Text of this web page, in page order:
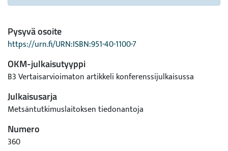
Pysyvä osoite
https://urn.fi/URN:ISBN:951-40-1100-7
OKM-julkaisutyyppi
B3 Vertaisarvioimaton artikkeli konferenssijulkaisussa
Julkaisusarja
Metsäntutkimuslaitoksen tiedonantoja
Numero
360